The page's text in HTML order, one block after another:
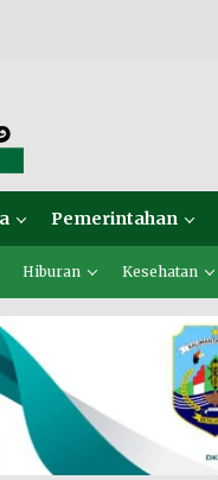
Pemerintahan
Hiburan Kesehatan